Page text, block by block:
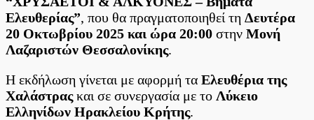
Ελευθερίας”, που θα πραγματοποιηθεί τη Δευτέρα
20 Οκτωβρίου 2025 και ώρα 20:00 στην Μονή
Λαζαριστών Θεσσαλονίκης.
Η εκδήλωση γίνεται με αφορμή τα Ελευθέρια της
Χαλάστραςκαι σε συνεργασία με το Λύκειο
Ελληνίδων Ηρακλείου Κρήτης.